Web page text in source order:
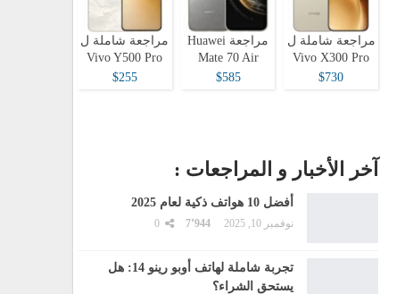
مراجعة شاملة ل
Vivo X300 Pro
$730
مراجعة Huawei
Mate 70 Air
$585
مراجعة شاملة ل
Vivo Y500 Pro
$255
آخر الأخبار و المراجعات :
أفضل 10 هواتف ذكية لعام 2025
نوفمبر 10, 2025 7٬944
تجربة شاملة لهاتف أوبو رينو 14: هل
يستحق الشراء؟